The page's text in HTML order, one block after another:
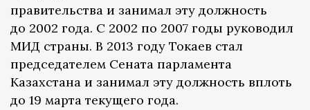
правительства и занимал эту должность
до 2002 года. С 2002 по 2007 годы руководил
МИД страны. В 2013 году Токаев стал
председателем Сената парламента
Казахстана и занимал эту должность вплоть
до 19 марта текущего года.